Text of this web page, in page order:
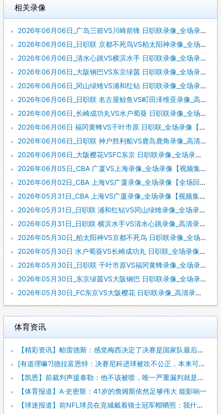
相关录像
2026年06月06日_广岛三箭VS川崎前锋 日职联录像_全场录像【视频集锦】
2026年06月06日_日职联 京都不死鸟VS柏太阳神录像_全场录像【全场回放】
2026年06月06日_清水心跳VS横滨水手 日职联录像_全场录像【视频集锦】
2026年06月06日_大阪钢巴VS东京绿茵 日职联录像_全场录像【全场回放】
2026年06月06日_冈山绿雉VS浦和红钻 日职联录像_全场录像【高清回放】
2026年06月06日_日职联 名古屋鲸鱼VS町田泽维亚录像_高清录像【全场回放】
2026年06月06日_长崎成功丸VS水户蜀葵 日职联录像_全场录像【全场回放】
2026年06月06日 福冈黄蜂VS千叶市原 日职联_全场录像【视频集锦】
2026年06月06日_日职联 神户胜利船VS鹿岛鹿角录像_高清录像【全场回放】
2026年06月06日_大阪樱花VSFC东京 日职联录像_全场录像【全场回放】
2026年06月05日_CBA 广厦VS上海录像_全场录像【视频集锦】
2026年06月02日_CBA 上海VS广厦录像_全场录像【全场回放】
2026年05月31日_CBA 上海VS广厦录像_全场录像【视频集锦】
2026年05月31日_日职联 浦和红钻VS冈山绿雉录像_全场录像【全场回放】
2026年05月31日_日职联 横滨水手VS清水心跳录像_高清录像【全场回放】
2026年05月30日_柏太阳神VS京都不死鸟 日职联录像_全场录像【视频集锦】
2026年05月30日 水户蜀葵VS长崎成功丸 日职联_全场录像【视频集锦】
2026年05月30日_日职联 千叶市原VS福冈黄蜂录像_全场录像【全场回放】
2026年05月30日_东京绿茵VS大阪钢巴 日职联录像_全场录像【高清回放】
2026年05月30日_FC东京VS大阪樱花 日职联录像_高清录像【全场回放】
体育资讯
【精彩资讯】帕雷德斯：感觉梅西决定了决赛是国家队最后一战，我
[有道理嘛?]德拉富恩特：决赛尼科进球被吹不公正，本来可以有
【凯恩】前裁判声援泰勒：他不该被喷，唯一严重漏判就是罗梅罗拉
【体育报道】A·史密斯：41岁的詹姆斯依然足够伟大 能影响一
【球迷报道】前NFL球员在克城戴着骑士冠军帽晒照：我什么都不